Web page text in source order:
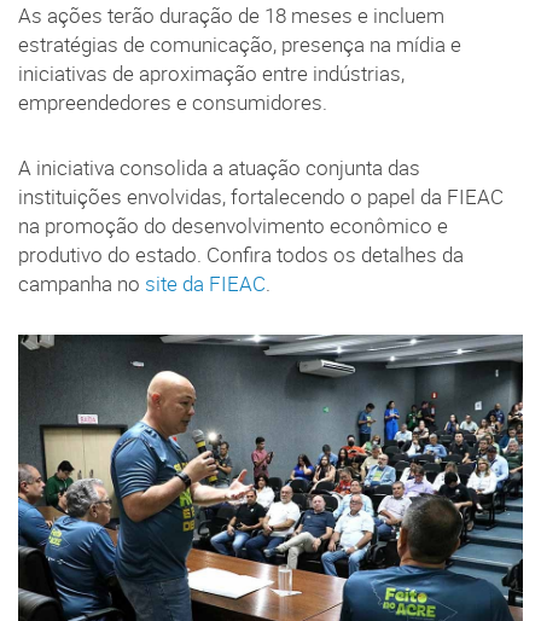
As ações terão duração de 18 meses e incluem
estratégias de comunicação, presença na mídia e
iniciativas de aproximação entre indústrias,
empreendedores e consumidores.
A iniciativa consolida a atuação conjunta das
instituições envolvidas, fortalecendo o papel da FIEAC
na promoção do desenvolvimento econômico e
produtivo do estado. Confira todos os detalhes da
campanha no site da FIEAC.